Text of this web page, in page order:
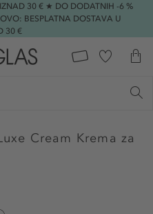
30 € ★ DO DODATNIH -6 %
BESPLATNA DOSTAVA U
30 €
Cream Krema za